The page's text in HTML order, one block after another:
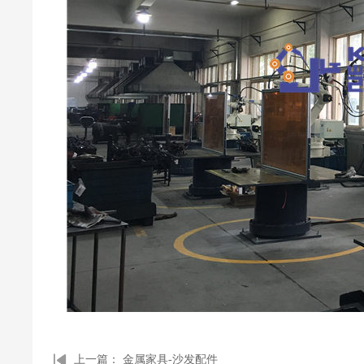
上一篇：金属家具-沙发配件